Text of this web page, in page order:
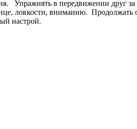
Упражнять в передвижении друг
ловкости, вниманию. Продолжать
настрой.